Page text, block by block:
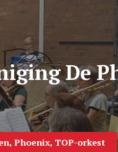
De
, Phoenix, TOP-orkest